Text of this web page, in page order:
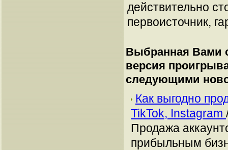
действительно
первоисточник,
Выбранная Вами
версия
следующими
Как выгодно
TikTok, Instagram
Продажа
прибыльным